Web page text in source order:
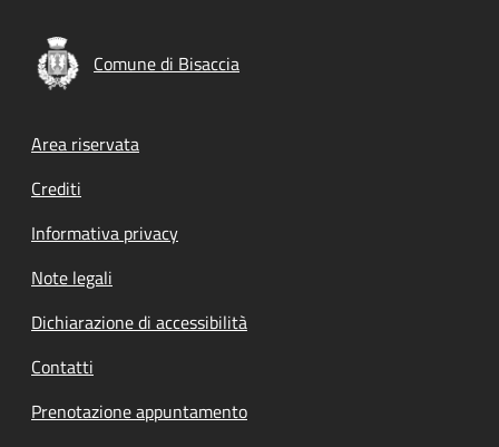
Comune di Bisaccia
Footer menu
Area riservata
Crediti
Informativa privacy
Note legali
Dichiarazione di accessibilità
Contatti
Prenotazione appuntamento